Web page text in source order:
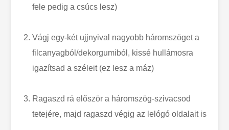
fele pedig a csúcs lesz)
Vágj egy-két ujjnyival nagyobb háromszöget a
filcanyagból/dekorgumiból, kissé hullámosra
igazítsad a széleit (ez lesz a máz)
Ragaszd rá először a háromszög-szivacsod
tetejére, majd ragaszd végig az lelógó oldalait is